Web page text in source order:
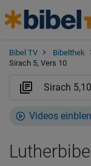
Bibel TV Bibelthek
Sirach 5, Vers 10
Videos